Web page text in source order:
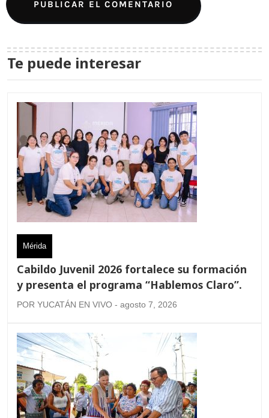
Te puede interesar
Mérida
Cabildo Juvenil 2026 fortalece su formación
y presenta el programa “Hablemos Claro”.
POR YUCATÁN EN VIVO - agosto 7, 2026